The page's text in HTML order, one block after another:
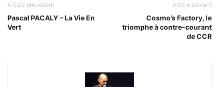
Article précédent
Pascal PACALY – La Vie En
Vert
Article suivant
Cosmo’s Factory, le
triomphe à contre-courant
de CCR